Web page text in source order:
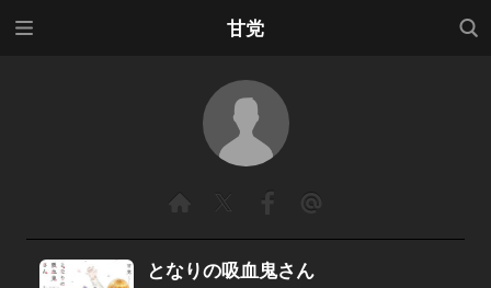
甘党
検索
となりの吸血鬼さん